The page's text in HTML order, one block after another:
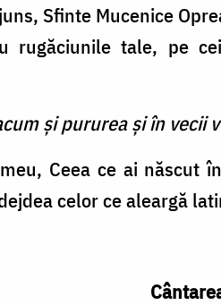
Sfinte Mucenice
ru­găciunile tale, pe
şi pururea şi în vecii
Ceea ce ai născut
celor ce aleargă